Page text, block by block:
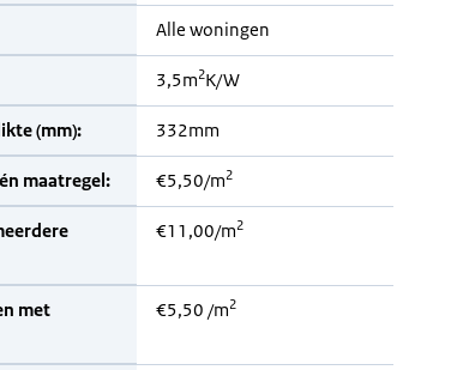
Alle woningen
3,5m2K/W
(mm): 332mm
maatregel: €5,50/m2
€11,00/m2
met
€5,50 /m2